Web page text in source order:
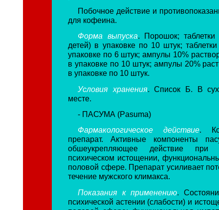
Побочное действие и
для кофеина.
Форма выпуска. Порошок;
детей) в упаковке по 10 штук;
упаковке по 6 штук; ампулы 10%
в упаковке по 10 штук; ампулы 20%
в упаковке по 10 штук.
Условия хранения. Список Б. В
месте.
- ПАСУМА (Pasuma)
Фармакологическое действие.
препарат. Активные компоненты
обшеукрепляющее действие при
психическом истощении,
половой сфере. Препарат усиливает
течение мужского климакса.
Показания к применению.
психической астении (слабости) и